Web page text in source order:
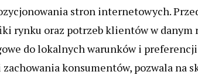
stron internetowych.
rynku oraz potrzeb klientów w danym
do lokalnych warunków i preferencji
konsumentów, pozwala na